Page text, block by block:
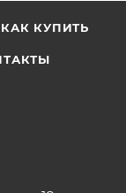
КАК КУПИТЬ